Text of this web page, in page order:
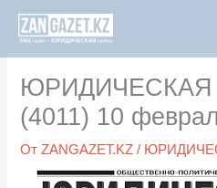
Перейти
содержимому
ЮРИДИЧЕСКАЯ
(4011) 10
ОтZANGAZET.KZ/